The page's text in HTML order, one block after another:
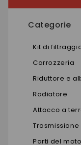
Categorie
Kit di
Carrozzeria
Riduttore e
Radiatore
Attacco a
Parti del